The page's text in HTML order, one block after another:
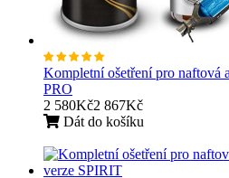
Kompletní ošetření pro naftová
PRO
2 580Kč2 867Kč
Dát do košíku